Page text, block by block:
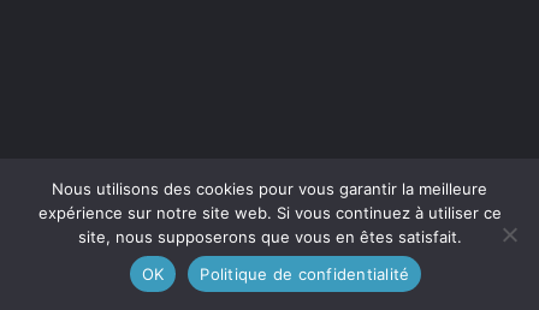
Nous utilisons des cookies pour vous garantir la meilleure
expérience sur notre site web. Si vous continuez à utiliser ce
site, nous supposerons que vous en êtes satisfait.
OK
Politique de confidentialité